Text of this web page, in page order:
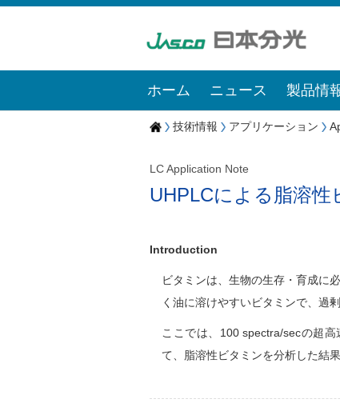
ホーム ニュース 製品情
技術情報 アプリケーション
LC Application Note
UHPLCによる脂溶性
Introduction
ビタミンは、生物の生存・育成に
く油に溶けやすいビタミンで、過
ここでは、100 spectra/secの超
て、脂溶性ビタミンを分析した結